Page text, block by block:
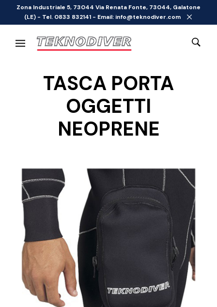
Zona Industriale 5, 73044 Via Renata Fonte, 73044, Galatone
(LE) - Tel. 0833 832141 - Email: info@teknodiver.com
TASCA PORTA
OGGETTI
NEOPRENE